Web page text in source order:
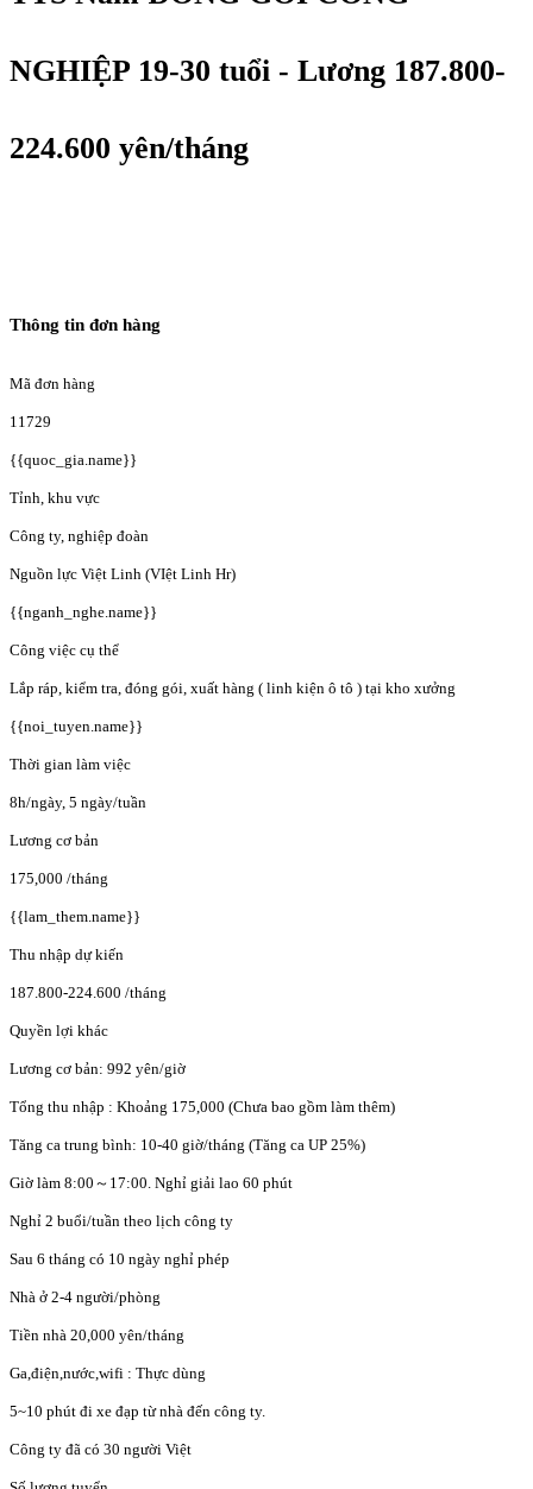
NGHIỆP 19-30 tuổi - Lương 187.800-
224.600 yên/tháng
Thông tin đơn hàng
Mã đơn hàng
11729
{{quoc_gia.name}}
Tỉnh, khu vực
Công ty, nghiệp đoàn
Nguồn lực Việt Linh (VIệt Linh Hr)
{{nganh_nghe.name}}
Công việc cụ thể
Lắp ráp, kiểm tra, đóng gói, xuất hàng ( linh kiện ô tô ) tại kho xưởng
{{noi_tuyen.name}}
Thời gian làm việc
8h/ngày, 5 ngày/tuần
Lương cơ bản
175,000 /tháng
{{lam_them.name}}
Thu nhập dự kiến
187.800-224.600 /tháng
Quyền lợi khác
Lương cơ bản: 992 yên/giờ
Tổng thu nhập : Khoảng 175,000 (Chưa bao gồm làm thêm)
Tăng ca trung bình: 10-40 giờ/tháng (Tăng ca UP 25%)
Giờ làm 8:00～17:00. Nghỉ giải lao 60 phút
Nghỉ 2 buổi/tuần theo lịch công ty
Sau 6 tháng có 10 ngày nghỉ phép
Nhà ở 2-4 người/phòng
Tiền nhà 20,000 yên/tháng
Ga,điện,nước,wifi : Thực dùng
5~10 phút đi xe đạp từ nhà đến công ty.
Công ty đã có 30 người Việt